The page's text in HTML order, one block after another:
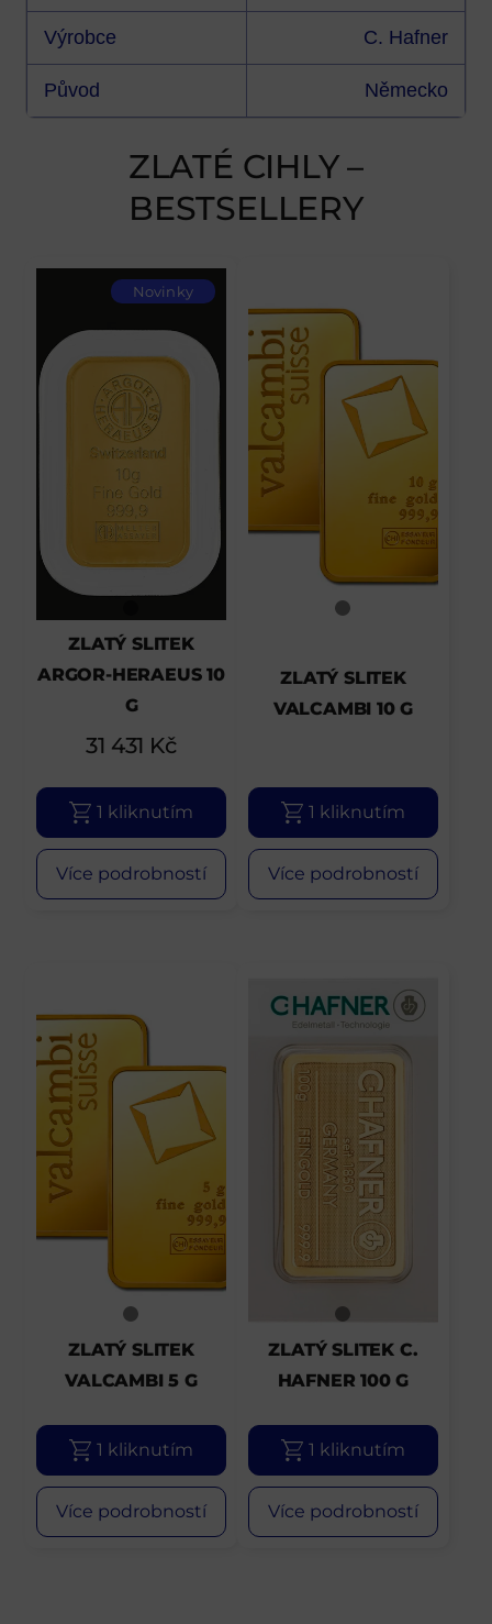
Výrobce C. Hafner
Původ Německo
ZLATÉ CIHLY –
BESTSELLERY
Novinky
ZLATÝ SLITEK
ARGOR-HERAEUS 10
G
31 431 Kč
1 kliknutím
Více podrobností
ZLATÝ SLITEK
VALCAMBI 10 G
1 kliknutím
Více podrobností
ZLATÝ SLITEK
VALCAMBI 5 G
1 kliknutím
Více podrobností
ZLATÝ SLITEK C.
HAFNER 100 G
1 kliknutím
Více podrobností